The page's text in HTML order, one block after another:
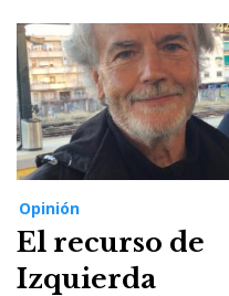
Opinión
El recurso de
Izquierda